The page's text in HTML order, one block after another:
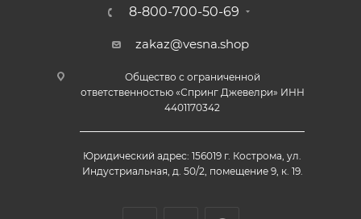
8-800-700-50-69
zakaz@vesna.shop
Общество с ограниченной
ответственностью «Спринг Джевелри» ИНН
4401170342
Юридический адрес: 156019 г. Кострома, ул.
Индустриальная, д. 50/2, помещение 9, к. 19.